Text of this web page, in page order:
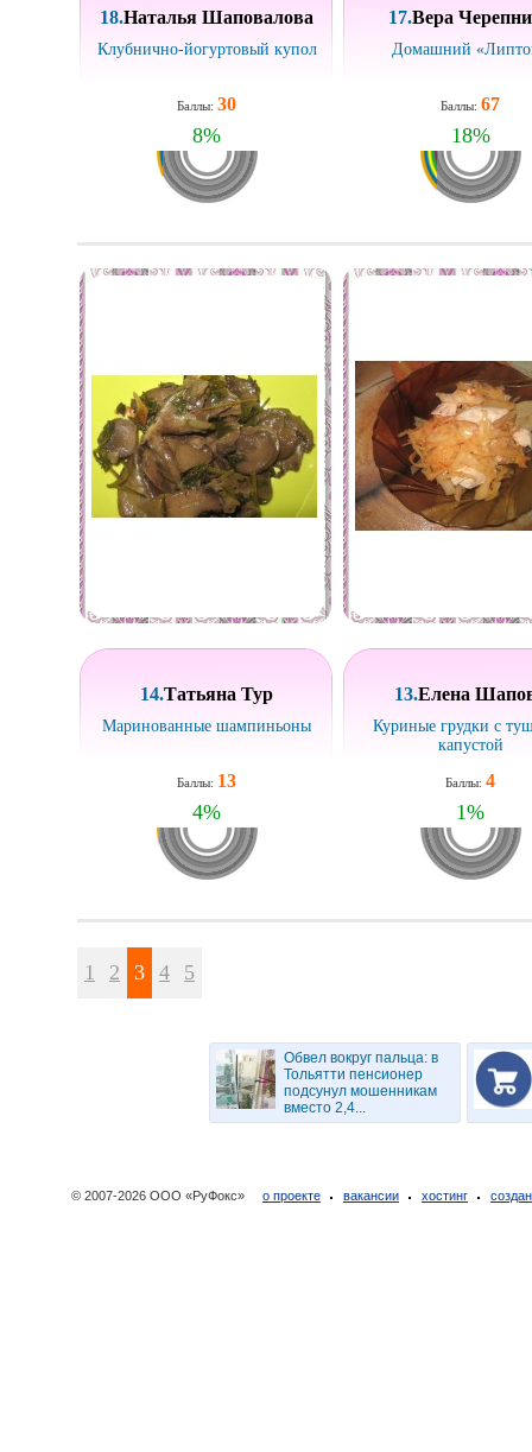
18.Наталья Шаповалова
Клубнично-йогуртовый купол
Баллы: 30
8%
17.Вера
Домашний
Баллы: 67
18%
14.Татьяна Тур
Маринованные шампиньоны
Баллы: 13
4%
13.Елена
Куриные грудки с
капустой
Баллы: 4
1%
1 2 3 4 5
Обвел вокруг пальца: в
Тольятти пенсионер
подсунул мошенникам
вместо 2,4...
© 2007-2026 ООО «РуФокс» о проекте вакансии хостинг